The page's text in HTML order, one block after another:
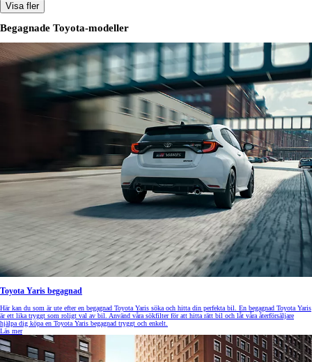
Visa fler
Begagnade Toyota-modeller
Toyota Yaris begagnad
Här kan du som är ute efter en begagnad Toyota Yaris söka och hitta din perfekta bil. En begagnad Toyota Yaris
är ett lika tryggt som roligt val av bil. Använd våra sökfilter för att hitta rätt bil och låt våra återförsäljare
hjälpa dig köpa en Toyota Yaris begagnad tryggt och enkelt.
Läs mer